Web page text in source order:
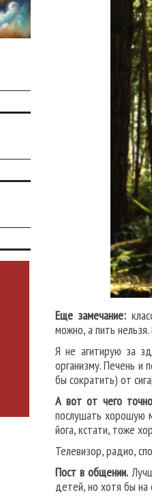
Еще замечание:
можно, а пить
Я не агитирую за
организму. Печень и
бы сократить) от
А вот от чего
послушать хорошую
йога, кстати, тоже
Телевизор, радио,
Пост в общении.
детей, но хотя бы